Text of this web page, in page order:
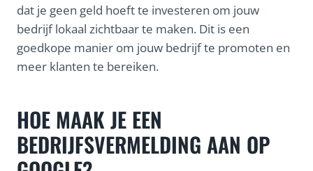
dat je geen geld hoeft te investeren om jouw
bedrijf lokaal zichtbaar te maken. Dit is een
goedkope manier om jouw bedrijf te promoten en
meer klanten te bereiken.
HOE MAAK JE EEN
BEDRIJFSVERMELDING AAN OP